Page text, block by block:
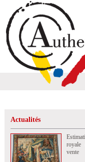
Actualités
royale
vente